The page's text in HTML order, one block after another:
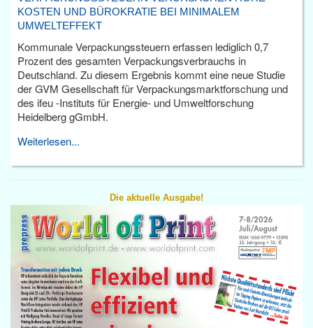
KOSTEN UND BÜROKRATIE BEI MINIMALEM
UMWELTEFFEKT
Kommunale Verpackungssteuern erfassen lediglich 0,7
Prozent des gesamten Verpackungsverbrauchs in
Deutschland. Zu diesem Ergebnis kommt eine neue Studie
der GVM Gesellschaft für Verpackungsmarktforschung und
des ifeu -Instituts für Energie- und Umweltforschung
Heidelberg gGmbH.
Weiterlesen...
Die aktuelle Ausgabe!